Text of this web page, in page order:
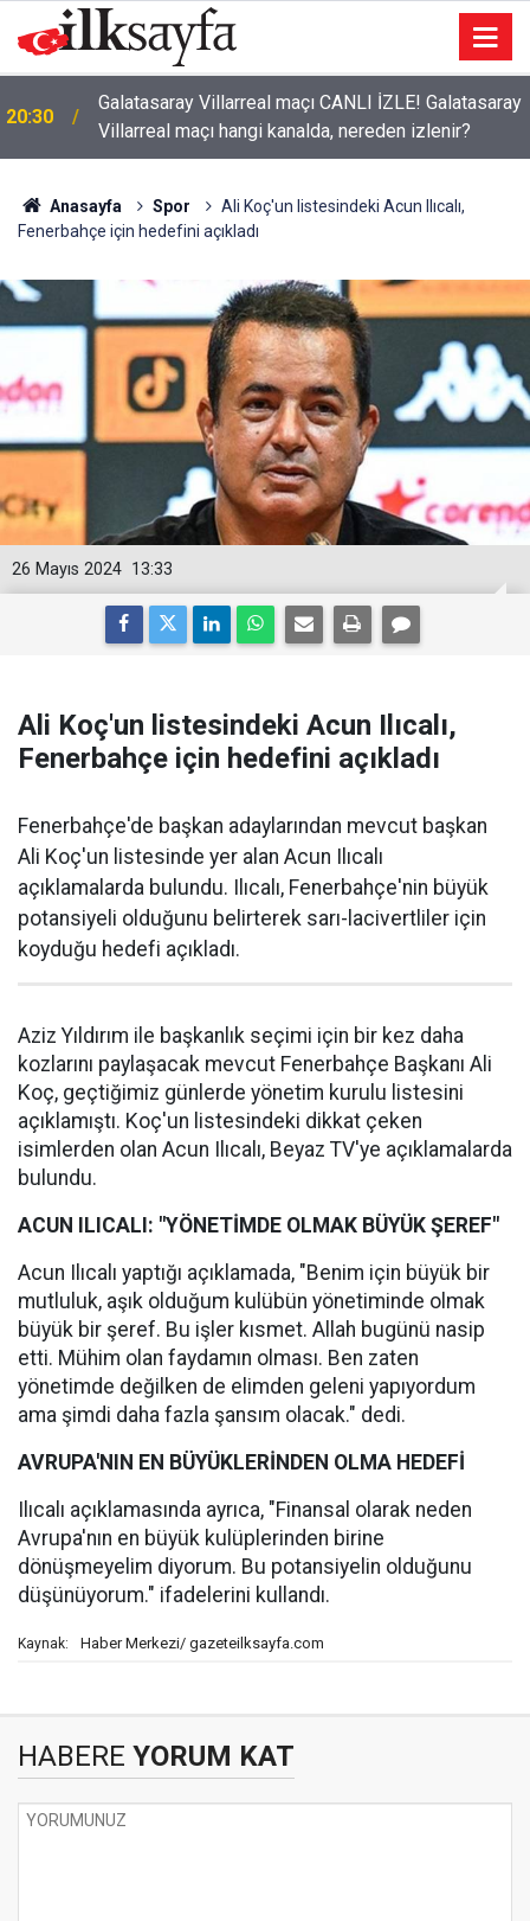
20:30
Galatasaray Villarreal maçı CANLI İZLE! Galatasaray
Villarreal maçı hangi kanalda, nereden izlenir?
Anasayfa Spor
Ali Koç'un listesindeki Acun Ilıcalı,
Fenerbahçe için hedefini açıkladı
13:33
26 Mayıs 2024
Ali Koç'un listesindeki Acun Ilıcalı,
Fenerbahçe için hedefini açıkladı
Fenerbahçe'de başkan adaylarından mevcut başkan
Ali Koç'un listesinde yer alan Acun Ilıcalı
açıklamalarda bulundu. Ilıcalı, Fenerbahçe'nin büyük
potansiyeli olduğunu belirterek sarı-lacivertliler için
koyduğu hedefi açıkladı.
Aziz Yıldırım ile başkanlık seçimi için bir kez daha
kozlarını paylaşacak mevcut Fenerbahçe Başkanı Ali
Koç, geçtiğimiz günlerde yönetim kurulu listesini
açıklamıştı. Koç'un listesindeki dikkat çeken
isimlerden olan Acun Ilıcalı, Beyaz TV'ye açıklamalarda
bulundu.
ACUN ILICALI: "YÖNETİMDE OLMAK BÜYÜK ŞEREF"
Acun Ilıcalı yaptığı açıklamada, "Benim için büyük bir
mutluluk, aşık olduğum kulübün yönetiminde olmak
büyük bir şeref. Bu işler kısmet. Allah bugünü nasip
etti. Mühim olan faydamın olması. Ben zaten
yönetimde değilken de elimden geleni yapıyordum
ama şimdi daha fazla şansım olacak." dedi.
AVRUPA'NIN EN BÜYÜKLERİNDEN OLMA HEDEFİ
Ilıcalı açıklamasında ayrıca, "Finansal olarak neden
Avrupa'nın en büyük kulüplerinden birine
dönüşmeyelim diyorum. Bu potansiyelin olduğunu
düşünüyorum." ifadelerini kullandı.
Kaynak: Haber Merkezi/ gazeteilksayfa.com
HABERE YORUM KAT